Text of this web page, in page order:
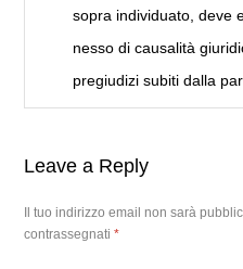
sopra individuato, deve
nesso di causalità
pregiudizi subiti dalla
Leave a Reply
Il tuo indirizzo email non sarà
contrassegnati*